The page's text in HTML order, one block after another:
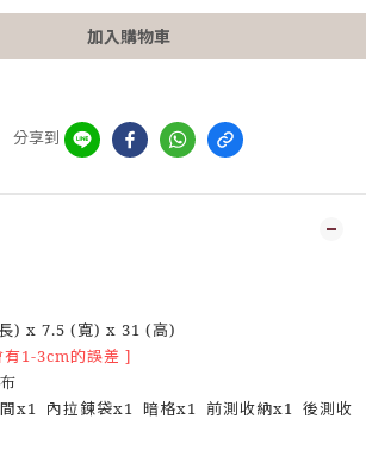
加入購物車
分享到
) x 7.5 (寬) x 31 (高)
1-3cm的誤差 ]
x1 內拉鍊袋x1 暗格x1 前測收納x1 後測收